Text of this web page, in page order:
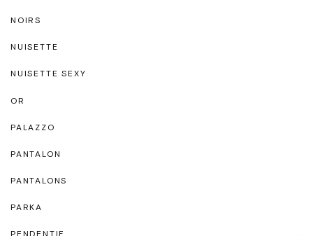
NOIRS
NUISETTE
NUISETTE SEXY
OR
PALAZZO
PANTALON
PANTALONS
PARKA